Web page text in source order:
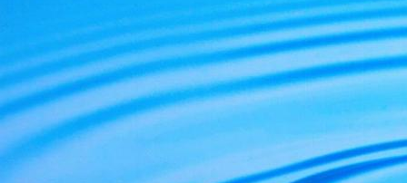
Ouvrons les yeux
Michel Ribes.